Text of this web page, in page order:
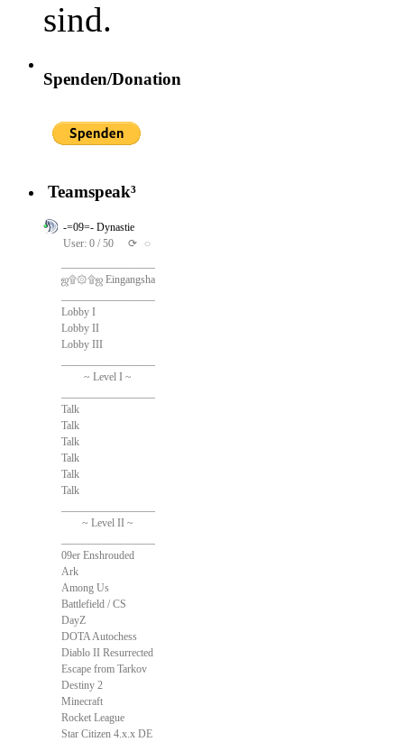
sind.
Spenden/Donation
Teamspeak³
-=09=- Dynastie
User: 0 / 50
⟳ ◌
ஜ۩۞۩ஜ Eingangshalle ஜ۩۞۩ஜ
Lobby I
Lobby II
Lobby III
~ Level I ~
Talk
Talk
Talk
Talk
Talk
Talk
~ Level II ~
09er Enshrouded
Ark
Among Us
Battlefield / CS
DayZ
DOTA Autochess
Diablo II Resurrected
Escape from Tarkov
Destiny 2
Minecraft
Rocket League
Star Citizen 4.x.x DE